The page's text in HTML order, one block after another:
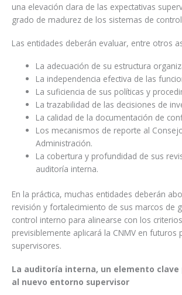
una elevación clara de las expectativas
grado de madurez de los sistemas de
Las entidades deberán evaluar, entre otros
La adecuación de su estructura
La independencia efectiva de las
La suficiencia de sus políticas y
La trazabilidad de las decisiones de
La calidad de la documentación de
Los mecanismos de reporte al
Administración.
La cobertura y profundidad de sus
auditoría interna.
En la práctica, muchas entidades deberán
revisión y fortalecimiento de sus marcos de
control interno para alinearse con los
previsiblemente aplicará la CNMV en futuros
supervisores.
La auditoría interna, un elemento clave
al nuevo entorno supervisor